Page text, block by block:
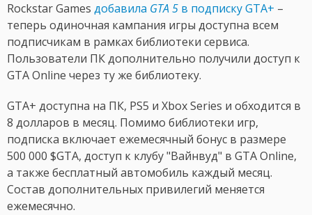
Rockstar Games добавила GTA 5 в подписку GTA+ –
теперь одиночная кампания игры доступна всем
подписчикам в рамках библиотеки сервиса.
Пользователи ПК дополнительно получили доступ к
GTA Online через ту же библиотеку.
GTA+ доступна на ПК, PS5 и Xbox Series и обходится в
8 долларов в месяц. Помимо библиотеки игр,
подписка включает ежемесячный бонус в размере
500 000 $GTA, доступ к клубу "Вайнвуд" в GTA Online,
а также бесплатный автомобиль каждый месяц.
Состав дополнительных привилегий меняется
ежемесячно.